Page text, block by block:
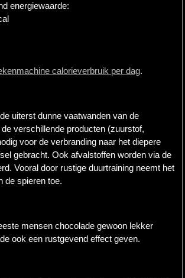
energiewaarde:
calorieverbruik per dag.
uiterst dunne vaatwanden van de
verschillende producten (zuurstof,
voor de verbranding naar het diepere
gebracht. Ook afvalstoffen worden via de
Vooral door rustige duurtraining neemt het
de spieren toe.
mensen chocolade gewoon lekker
ook een rustgevend effect geven.